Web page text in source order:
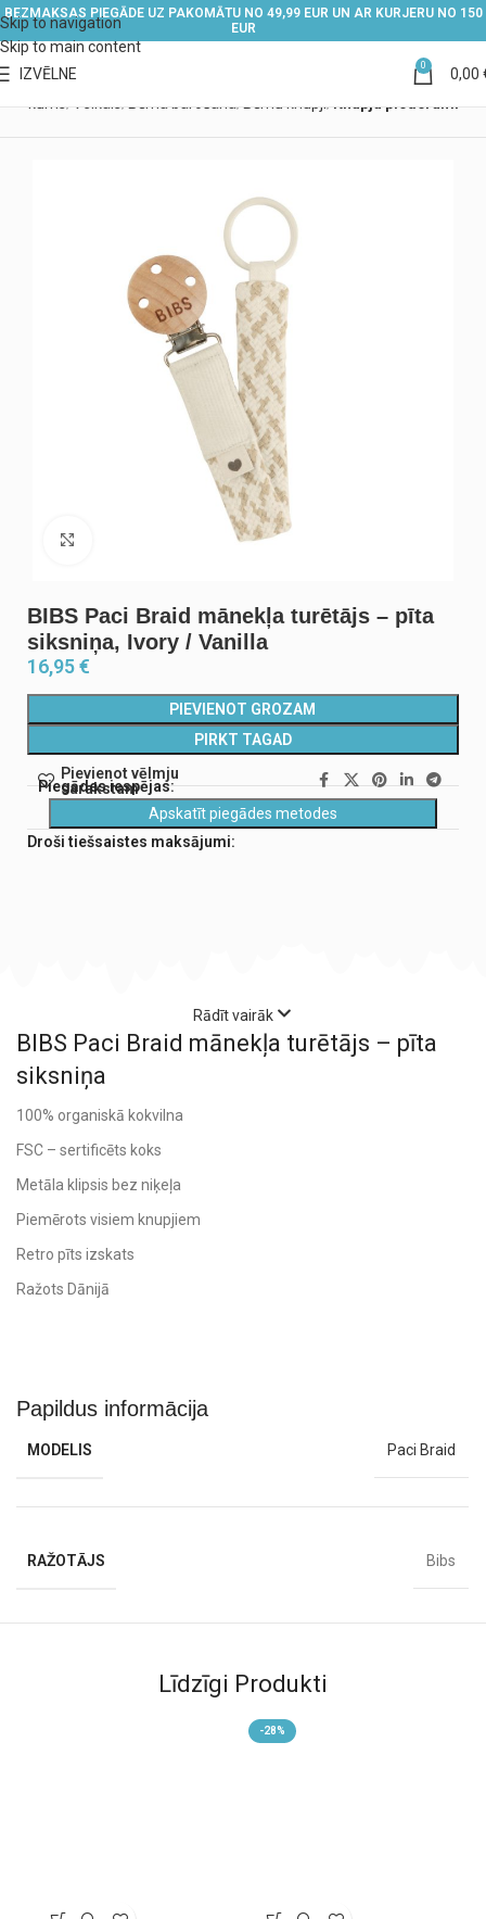
Skip to navigation
Skip to main content
BEZMAKSAS PIEGĀDE UZ PAKOMĀTU NO 49,99 EUR UN AR KURJERU NO 150
EUR
IZVĒLNE 0 0,00
Noklikšķiniet, lai palielinātu
BIBS Paci Braid mānekļa turētājs – pīta
siksniņa, Ivory / Vanilla
16,95€
PIEVIENOT GROZAM
PIRKT TAGAD
Pievienot vēlmju
sarakstam
Piegādes iespējas:
Apskatīt piegādes metodes
Droši tiešsaistes maksājumi:
BIBS Paci Braid mānekļa turētājs – pīta
siksniņa
100% organiskā kokvilna
FSC – sertificēts koks
Metāla klipsis bez niķeļa
Piemērots visiem knupjiem
Retro pīts izskats
Ražots Dānijā
Rādīt vairāk
Papildus informācija
MODELIS Paci Braid
RAŽOTĀJS Bibs
Līdzīgi Produkti
-28%